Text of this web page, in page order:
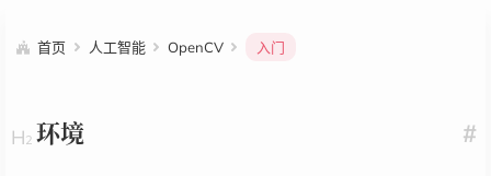
首页 人工智能 OpenCV 入门
#
环境